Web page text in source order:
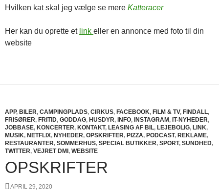
Hvilken kat skal jeg vælge se mere Katteracer
Her kan du oprette et link eller en annonce med foto til din
website
APP, BILER, CAMPINGPLADS, CIRKUS, FACEBOOK, FILM & TV, FINDALL,
FRISØRER, FRITID, GODDAG, HUSDYR, INFO, INSTAGRAM , IT-NYHEDER,
JOBBASE, KONCERTER, KONTAKT, LEASING AF BIL, LEJEBOLIG, LINK,
MUSIK, NETFLIX, NYHEDER, OPSKRIFTER, PIZZA, PODCAST, REKLAME,
RESTAURANTER, SOMMERHUS, SPECIAL BUTIKKER, SPORT, SUNDHED,
TWITTER, VEJRET DMI , WEBSITE
OPSKRIFTER
APRIL 29, 2020